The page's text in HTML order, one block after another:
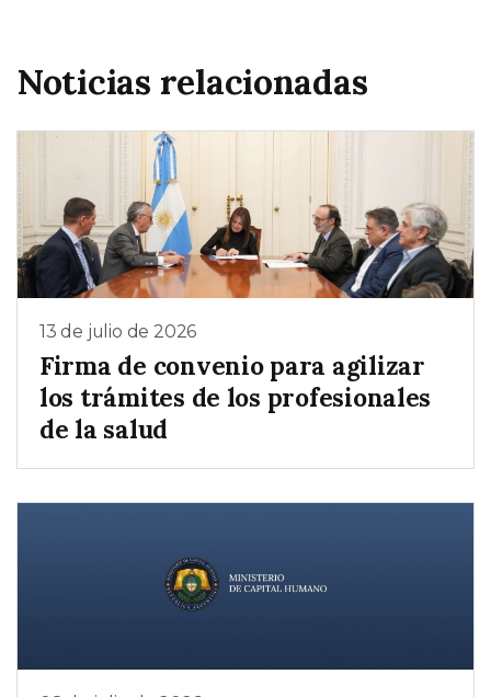
Noticias relacionadas
13 de julio de 2026
Firma de convenio para agilizar
los trámites de los profesionales
de la salud